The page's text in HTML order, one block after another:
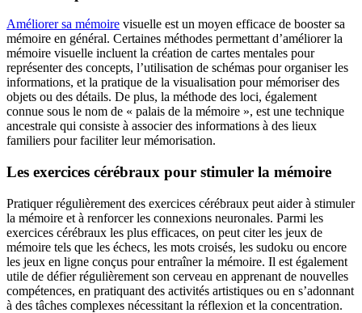
Améliorer sa mémoire visuelle est un moyen efficace de booster sa
mémoire en général. Certaines méthodes permettant d’améliorer la
mémoire visuelle incluent la création de cartes mentales pour
représenter des concepts, l’utilisation de schémas pour organiser les
informations, et la pratique de la visualisation pour mémoriser des
objets ou des détails. De plus, la méthode des loci, également
connue sous le nom de « palais de la mémoire », est une technique
ancestrale qui consiste à associer des informations à des lieux
familiers pour faciliter leur mémorisation.
Les exercices cérébraux pour stimuler la mémoire
Pratiquer régulièrement des exercices cérébraux peut aider à stimuler
la mémoire et à renforcer les connexions neuronales. Parmi les
exercices cérébraux les plus efficaces, on peut citer les jeux de
mémoire tels que les échecs, les mots croisés, les sudoku ou encore
les jeux en ligne conçus pour entraîner la mémoire. Il est également
utile de défier régulièrement son cerveau en apprenant de nouvelles
compétences, en pratiquant des activités artistiques ou en s’adonnant
à des tâches complexes nécessitant la réflexion et la concentration.